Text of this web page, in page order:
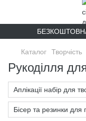
Каталог Творчість
Рукоділля
Аплікації набір для
Бісер та резинки для